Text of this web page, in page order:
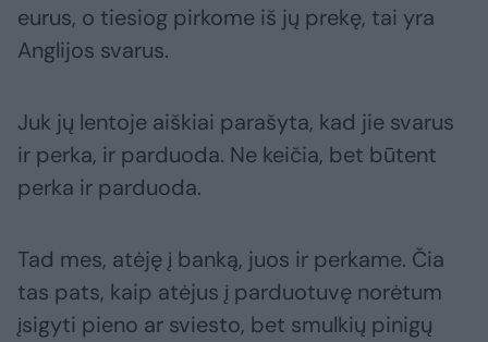
eurus, o tiesiog pirkome iš jų prekę, tai yra
Anglijos svarus.
Juk jų lentoje aiškiai parašyta, kad jie svarus
ir perka, ir parduoda. Ne keičia, bet būtent
perka ir parduoda.
Tad mes, atėję į banką, juos ir perkame. Čia
tas pats, kaip atėjus į parduotuvę norėtum
įsigyti pieno ar sviesto, bet smulkių pinigų